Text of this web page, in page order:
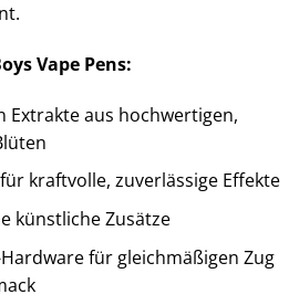
Vape Pens:
Extrakte aus hochwertigen,
kraftvolle, zuverlässige Effekte
künstliche Zusätze
für gleichmäßigen Zug